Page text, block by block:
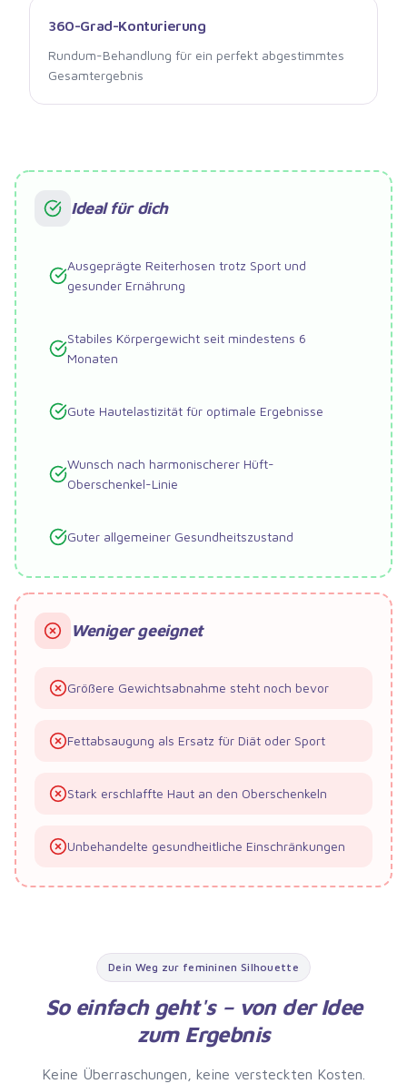
360-Grad-Konturierung
Rundum-Behandlung für ein perfekt abgestimmtes
Gesamtergebnis
Ideal für dich
Ausgeprägte Reiterhosen trotz Sport und
gesunder Ernährung
Stabiles Körpergewicht seit mindestens 6
Monaten
Gute Hautelastizität für optimale Ergebnisse
Wunsch nach harmonischerer Hüft-
Oberschenkel-Linie
Guter allgemeiner Gesundheitszustand
Weniger geeignet
Größere Gewichtsabnahme steht noch bevor
Fettabsaugung als Ersatz für Diät oder Sport
Stark erschlaffte Haut an den Oberschenkeln
Unbehandelte gesundheitliche Einschränkungen
Dein Weg zur femininen Silhouette
So einfach geht's – von der Idee
zum Ergebnis
Keine Überraschungen, keine versteckten Kosten.